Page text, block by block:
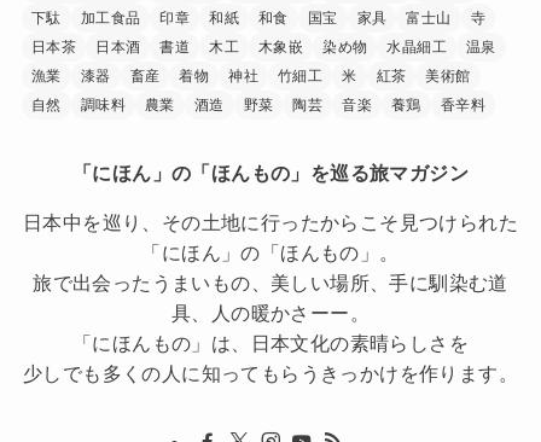
下駄
加工食品 印章 和紙 和食 国宝 家具 富士山
寺
日本茶
日本酒 書道 木工 木象嵌 染め物 水晶細工
温泉
漁業
漆器 畜産 着物 神社 竹細工 米 紅茶
美術館
自然
調味料 農業 酒造 野菜 陶芸 音楽 養鶏 香辛料
「にほん」の「ほんもの」を巡る旅マガジン
日本中を巡り、その土地に行ったからこそ見つけられた
「にほん」の「ほんもの」。
旅で出会ったうまいもの、美しい場所、手に馴染む道
具、人の暖かさーー。
「にほんもの」は、日本文化の素晴らしさを
少しでも多くの人に知ってもらうきっかけを作ります。